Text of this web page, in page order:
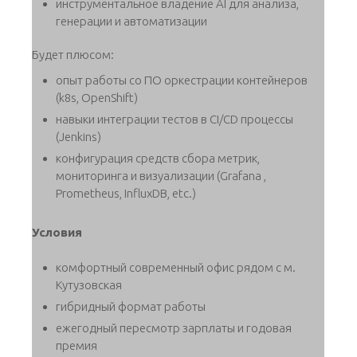
инструментальное владение AI для анализа,
генерации и автоматизации
Будет плюсом:
опыт работы со ПО оркестрации контейнеров
(k8s, OpenShift)
навыки интеграции тестов в CI/CD процессы
(Jenkins)
конфигурация средств сбора метрик,
мониторинга и визуализации (Grafana ,
Prometheus, InfluxDB, etc.)
Условия
комфортный современный офис рядом с м.
Кутузовская
гибридный формат работы
ежегодный пересмотр зарплаты и годовая
премия